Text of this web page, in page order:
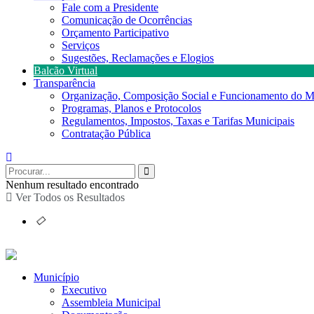
Fale com a Presidente
Comunicação de Ocorrências
Orçamento Participativo
Serviços
Sugestões, Reclamações e Elogios
Balcão Virtual
Transparência
Organização, Composição Social e Funcionamento do
Programas, Planos e Protocolos
Regulamentos, Impostos, Taxas e Tarifas Municipais
Contratação Pública
Nenhum resultado encontrado
Ver Todos os Resultados
Município
Executivo
Assembleia Municipal